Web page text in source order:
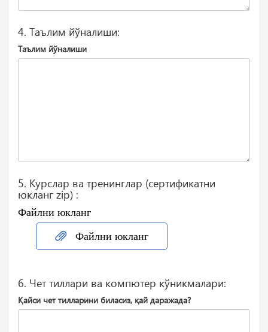
4. Таълим йўналиши:
Таълим йўналиши
5. Курслар ва тренинглар (сертификатни
юкланг zip) :
Файлни юкланг
Файлни юкланг
6. Чет тиллари ва компютер кўникмалари:
Қайси чет тилларини биласиз, қай даражада?